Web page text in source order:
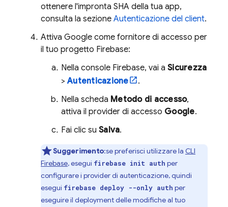
ottenere l'impronta SHA della tua app,
consulta la sezione Autenticazione del client.
Attiva Google come fornitore di accesso per
il tuo progetto Firebase:
Nella console Firebase, vai a Sicurezza
>Autenticazione
.
Nella scheda Metodo di accesso,
attiva il provider di accesso Google.
Fai clic su Salva.
Suggerimento:se preferisci utilizzare la CLI
Firebase, esegui firebase init auth per
configurare i provider di autenticazione, quindi
esegui firebase deploy --only auth per
eseguire il deployment delle modifiche al tuo